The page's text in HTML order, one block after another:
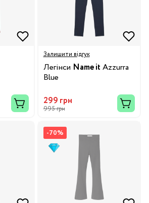
Залишити відгук
Легінси Name it Azzurra
Blue
299 грн
995 грн
-70%